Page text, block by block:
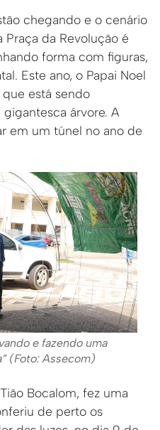
chegando e o cenário
Praça da Revolução é
forma com figuras,
Este ano, o Papai Noel
está sendo
árvore. A
em um túnel no ano de
e fazendo uma
(Foto: Assecom)
Bocalom, fez uma
de perto os